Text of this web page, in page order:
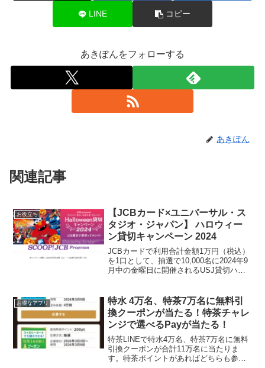
LINE コピー
あきぽんをフォローする
あきぽん
関連記事
お役立ち
【JCBカード×ユニバーサル・ス
タジオ・ジャパン】 ハロウィー
ン貸切キャンペーン 2024
JCBカードで利用合計金額1万円（税込）
を1口として、抽選で10,000名に2024年9
月中の金曜日に開催されるUSJ貸切ハロ
3,000組6,000名様1等 ホテ...
お得なアプリ
特水 4万名、特茶7万名に無料引
換クーポンが当たる！特茶チャレ
ンジで選べるPayが当たる！
特茶LINEで特水4万名、特茶7万名に無料
引換クーポンが合計11万名に当たりま
す。特茶ポイントがあればどちらも参加